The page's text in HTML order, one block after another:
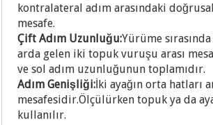
kontralateral adım arasındaki
mesafe.
Çift Adım Uzunluğu:Yürüme
arda gelen iki topuk vuruşu arası
ve sol adım uzunluğunun toplamıdır.
Adım Genişliği:İki ayağın orta hatları
mesafesidir.Ölçülürken topuk ya da
kullanılır.